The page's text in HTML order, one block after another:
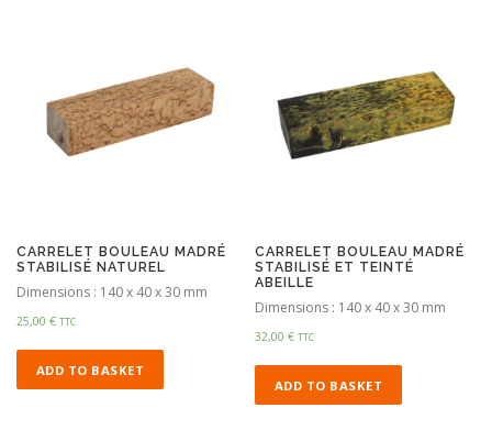
CARRELET BOULEAU MADRÉ
STABILISÉ NATUREL
Dimensions : 140 x 40 x 30 mm
25,00 € TTC
ADD TO BASKET
CARRELET BOULEAU MADRÉ
STABILISÉ ET TEINTÉ
ABEILLE
Dimensions : 140 x 40 x 30 mm
32,00€ TTC
ADD TO BASKET